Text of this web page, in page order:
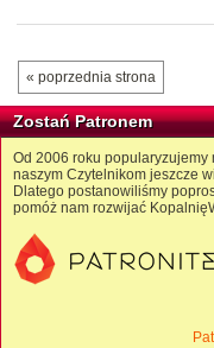
« poprzednia strona
Zostań Patronem
Od 2006 roku
naszym Czytelnikom jeszcze
Dlatego postanowiliśmy
pomóż nam rozwijać